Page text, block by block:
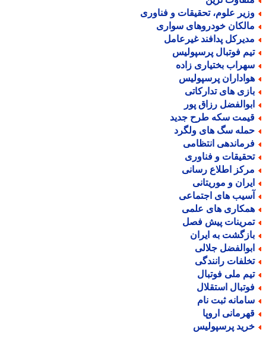
علوم، تحقیقات و فناوری
خودروهای سواری
پدافند غیرعامل
فوتبال پرسپولیس
بختیاری زاده
پرسپولیس
های تدارکاتی
رزاق پور
سکه طرح جدید
سگ های ولگرد
انتظامی
و فناوری
اطلاع رسانی
و موریتانی
های اجتماعی
های علمی
پیش فصل
به ایران
جلالی
رانندگی
ملی فوتبال
استقلال
ثبت نام
اروپا
پرسپولیس